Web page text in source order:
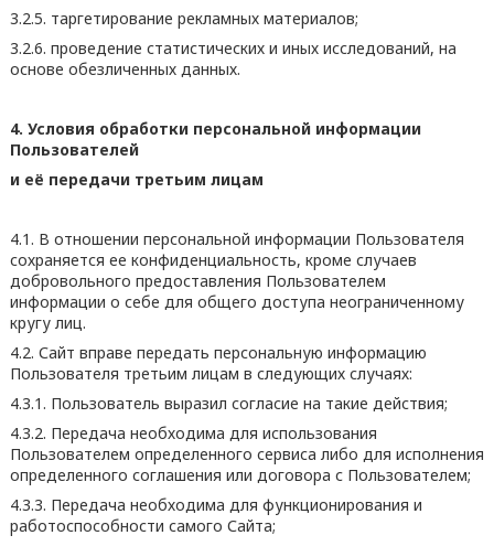
3.2.5. таргетирование рекламных материалов;
3.2.6. проведение статистических и иных исследований, на
основе обезличенных данных.
4. Условия обработки персональной информации
Пользователей
и её передачи третьим лицам
4.1. В отношении персональной информации Пользователя
сохраняется ее конфиденциальность, кроме случаев
добровольного предоставления Пользователем
информации о себе для общего доступа неограниченному
кругу лиц.
4.2. Сайт вправе передать персональную информацию
Пользователя третьим лицам в следующих случаях:
4.3.1. Пользователь выразил согласие на такие действия;
4.3.2. Передача необходима для использования
Пользователем определенного сервиса либо для исполнения
определенного соглашения или договора с Пользователем;
4.3.3. Передача необходима для функционирования и
работоспособности самого Сайта;